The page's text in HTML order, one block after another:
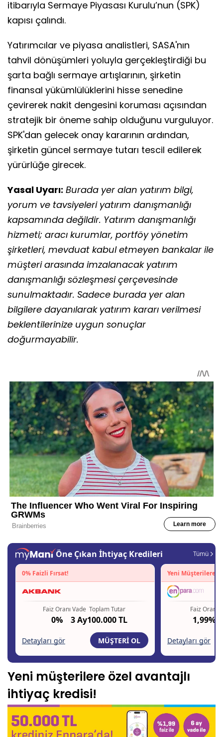
itibarıyla Sermaye Piyasası Kurulu’nun (SPK)
kapısı çalındı.
Yatırımcılar ve piyasa analistleri, SASA'nın
tahvil dönüşümleri yoluyla gerçekleştirdiği bu
şarta bağlı sermaye artışlarının, şirketin
finansal yükümlülüklerini hisse senedine
çevirerek nakit dengesini koruması açısından
stratejik bir öneme sahip olduğunu vurguluyor.
SPK'dan gelecek onay kararının ardından,
şirketin güncel sermaye tutarı tescil edilerek
yürürlüğe girecek.
Yasal Uyarı: Burada yer alan yatırım bilgi,
yorum ve tavsiyeleri yatırım danışmanlığı
kapsamında değildir. Yatırım danışmanlığı
hizmeti; aracı kurumlar, portföy yönetim
şirketleri, mevduat kabul etmeyen bankalar ile
müşteri arasında imzalanacak yatırım
danışmanlığı sözleşmesi çerçevesinde
sunulmaktadır. Sadece burada yer alan
bilgilere dayanılarak yatırım kararı verilmesi
beklentilerinize uygun sonuçlar
doğurmayabilir.
Yeni müşterilere özel avantajlı
ihtiyaç kredisi!